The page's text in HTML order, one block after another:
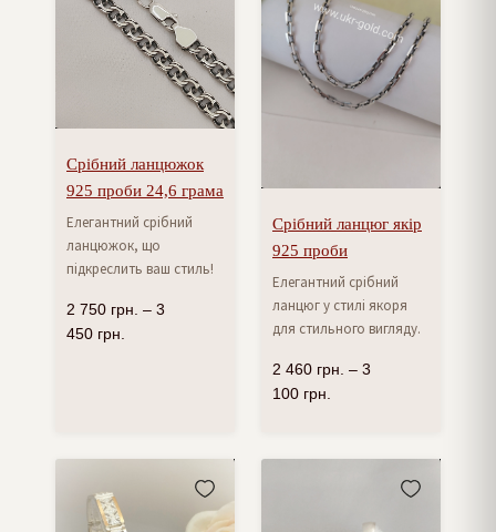
Срібний ланцюжок
925 проби 24,6 грама
Елегантний срібний
ланцюжок, що
підкреслить ваш стиль!
2 750 грн. – 3
450 грн.
Срібний ланцюг якір
925 проби
Елегантний срібний
ланцюг у стилі якоря
для стильного вигляду.
2 460 грн. – 3
100 грн.